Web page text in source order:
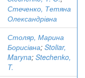
Стеченко, Тетяна
Олександрівна
Столяр, Марина
Борисівна; Stoliar,
Maryna; Stechenko,
T.